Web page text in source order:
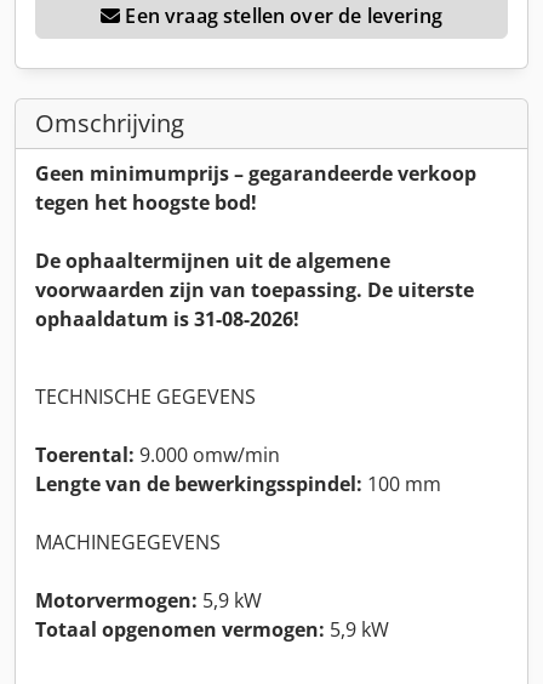
Een vraag stellen over de levering
Omschrijving
Geen minimumprijs – gegarandeerde verkoop
tegen het hoogste bod!
De ophaaltermijnen uit de algemene
voorwaarden zijn van toepassing. De uiterste
ophaaldatum is 31-08-2026!
TECHNISCHE GEGEVENS
Toerental: 9.000 omw/min
Lengte van de bewerkingsspindel: 100 mm
MACHINEGEGEVENS
Motorvermogen: 5,9 kW
Totaal opgenomen vermogen: 5,9 kW